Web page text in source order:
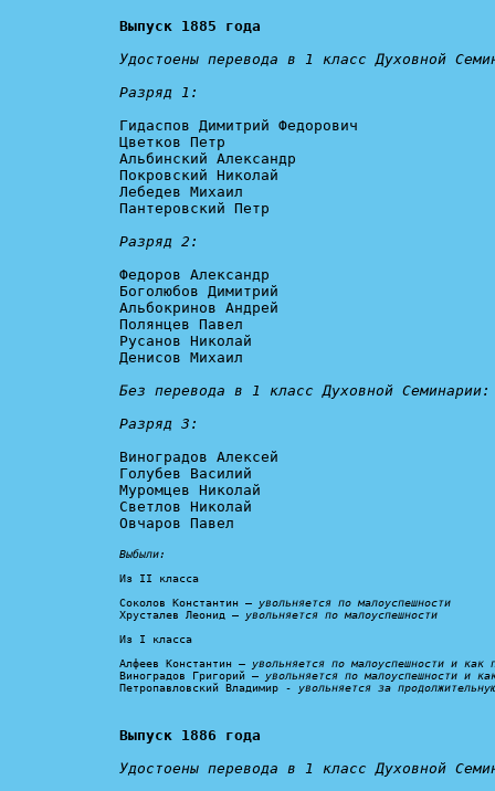
Выпуск 1885 года
Удостоены перевода в 1 класс Духовной
Разряд 1:
Гидаспов Димитрий Федорович
Цветков Петр
Альбинский Александр
Покровский Николай
Лебедев Михаил
Пантеровский Петр
Разряд 2:
Федоров Александр
Боголюбов Димитрий
Альбокринов Андрей
Полянцев Павел
Русанов Николай
Денисов Михаил
Без перевода в 1 класс Духовной Семинарии:
Разряд 3:
Виноградов Алексей
Голубев Василий
Муромцев Николай
Светлов Николай
Овчаров Павел
Выбыли:
Из II класса
Соколов Константин – увольняется по малоуспешности
Хрусталев Леонид – увольняется по малоуспешности
Из I класса
Алфеев Константин – увольняется по малоуспешности и
Виноградов Григорий – увольняется по малоуспешности и
Петропавловский Владимир - увольняется за
Выпуск 1886 года
Удостоены перевода в 1 класс Духовной